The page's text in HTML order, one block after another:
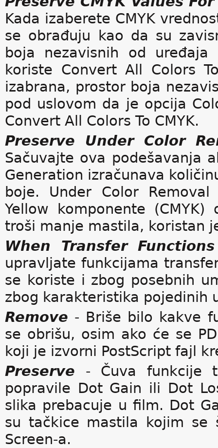
Kada izaberete CMYK
se obrađuju kao da su
boja nezavisnih od
koriste Convert All Colors
izabrana, prostor boja
pod uslovom da je opcija
Convert All Colors To CMYK.
Preserve Under Color
Sačuvajte ova podešavanja
Generation izračunava
boje. Under Color
Yellow komponente
troši manje mastila, koristan
When Transfer
upravljate funkcijama
se koriste i zbog posebnih
zbog karakteristika pojedinih
Remove - Briše bilo kakve
se obrišu, osim ako će se
koji je izvorni PostScript fajl
Preserve - Čuva funkcije
popravile Dot Gain ili Dot
slika prebacuje u film. Dot
su tačkice mastila kojim se
Screen-a.